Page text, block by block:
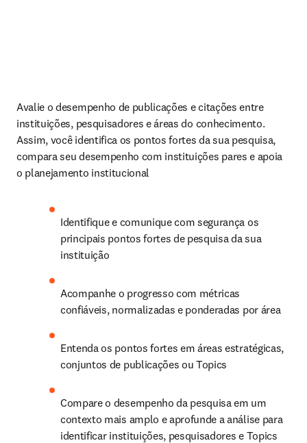
Avalie o desempenho de publicações e citações entre
instituições, pesquisadores e áreas do conhecimento.
Assim, você identifica os pontos fortes da sua pesquisa,
compara seu desempenho com instituições pares e apoia
o planejamento institucional
Identifique e comunique com segurança os
principais pontos fortes de pesquisa da sua
instituição
Acompanhe o progresso com métricas
confiáveis, normalizadas e ponderadas por área
Entenda os pontos fortes em áreas estratégicas,
conjuntos de publicações ou Topics
Compare o desempenho da pesquisa em um
contexto mais amplo e aprofunde a análise para
identificar instituições, pesquisadores e Topics